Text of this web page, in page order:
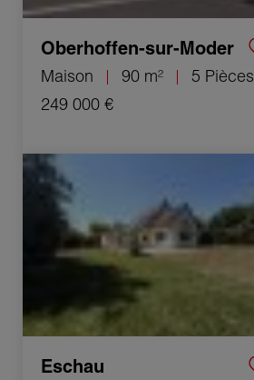
Oberhoffen-sur-Moder
Maison 90 m²
5 Pièces
249 000 €
Vente Maison Eschau 6 Pièces 134 m²
Eschau